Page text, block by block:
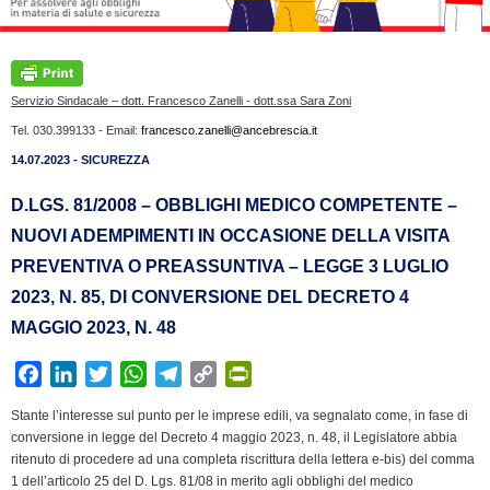
Servizio Sindacale – dott. Francesco Zanelli - dott.ssa Sara Zoni
Tel. 030.399133 - Email: francesco.zanelli@ancebrescia.it
14.07.2023 - SICUREZZA
D.LGS. 81/2008 – OBBLIGHI MEDICO COMPETENTE –
NUOVI ADEMPIMENTI IN OCCASIONE DELLA VISITA
PREVENTIVA O PREASSUNTIVA – LEGGE 3 LUGLIO
2023, N. 85, DI CONVERSIONE DEL DECRETO 4
MAGGIO 2023, N. 48
c
e
b
n
k
e
i
t
t
W
a
t
s
l
e
g
C
p
y
L
i
n
t
Stante l’interesse sul punto per le imprese edili, va segnalato come, in fase di
conversione in legge del Decreto 4 maggio 2023, n. 48, il Legislatore abbia
ritenuto di procedere ad una completa riscrittura della lettera e-bis) del comma
1 dell’articolo 25 del D. Lgs. 81/08 in merito agli obblighi del medico